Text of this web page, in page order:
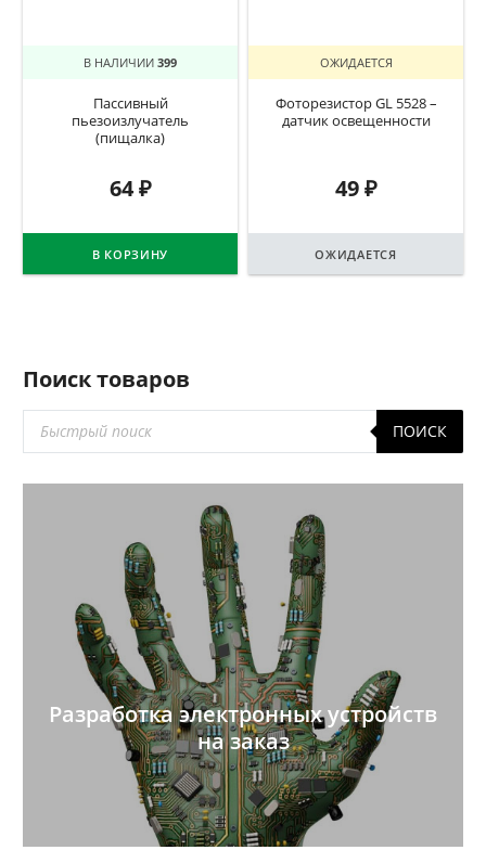
В НАЛИЧИИ 399
Пассивный
пьезоизлучатель
(пищалка)
64₽
В КОРЗИНУ
ОЖИДАЕТСЯ
Фоторезистор GL 5528 –
датчик освещенности
49₽
ОЖИДАЕТСЯ
Поиск товаров
товаров
ПОИСК
Разработка электронных устройств
на заказ